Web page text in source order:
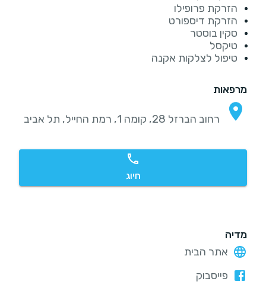
הזרקת פרופילו
הזרקת דיספורט
סקין בוסטר
טיקסל
טיפול לצלקות אקנה
מרפאות
רחוב הברזל 28, קומה 1, רמת החייל, תל אביב
חיוג
מדיה
אתר הבית
פייסבוק